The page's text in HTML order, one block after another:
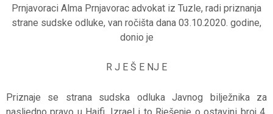
Prnjavoraci Alma Prnjavorac advokat iz Tuzle, radi priznanja
strane sudske odluke, van ročišta dana 03.10.2020. godine,
donio je
R J E Š E NJ E
Priznaje se strana sudska odluka Javnog bilježnika za